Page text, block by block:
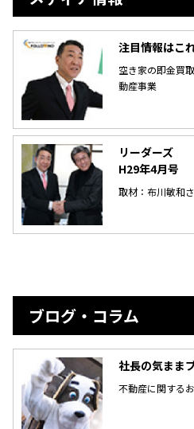
注目情報はこ
空き家の即金買
動産事業
リーダーズ
H29年4月号
取材：布川敏和
ブログ・コラム
社長の気まま
不動産に関する